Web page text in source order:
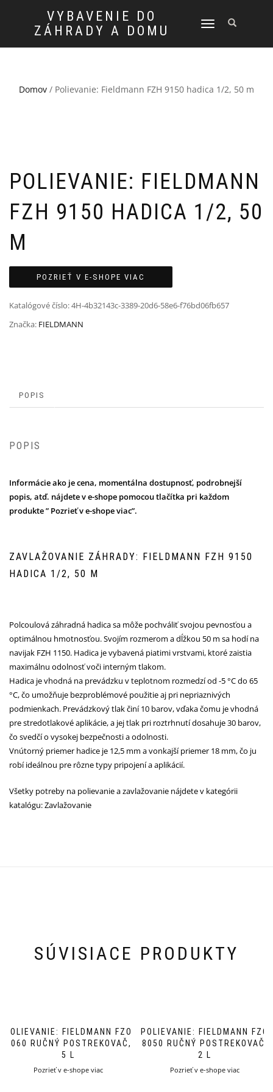
VYBAVENIE DO
ZÁHRADY A DOMU
TOGGLE
Domov / Polievanie: Fieldmann FZH 9150 hadica 1/2, 50 m
POLIEVANIE: FIELDMANN
FZH 9150 HADICA 1/2, 50
M
POZRIEŤ V E-SHOPE VIAC
Katalógové číslo:4H-4b32143c-3389-20d6-58e6-f76bd06fb657
Značka: FIELDMANN
POPIS
POPIS
Informácie ako je cena, momentálna dostupnosť, podrobnejší
popis, atď. nájdete v e-shope pomocou tlačítka pri každom
produkte ” Pozrieť v e-shope viac”.
ZAVLAŽOVANIE ZÁHRADY: FIELDMANN FZH 9150
HADICA 1/2, 50 M
Polcoulová záhradná hadica sa môže pochváliť svojou pevnosťou a
optimálnou hmotnosťou. Svojím rozmerom a dĺžkou 50 m sa hodí na
navijak FZH 1150. Hadica je vybavená piatimi vrstvami, ktoré zaistia
maximálnu odolnosť voči interným tlakom.
Hadica je vhodná na prevádzku v teplotnom rozmedzí od -5 °C do 65
°C, čo umožňuje bezproblémové použitie aj pri nepriaznivých
podmienkach. Prevádzkový tlak činí 10 barov, vďaka čomu je vhodná
pre stredotlakové aplikácie, a jej tlak pri roztrhnutí dosahuje 30 barov,
čo svedčí o vysokej bezpečnosti a odolnosti.
Vnútorný priemer hadice je 12,5 mm a vonkajší priemer 18 mm, čo ju
robí ideálnou pre rôzne typy pripojení a aplikácií.
Všetky potreby na polievanie a zavlažovanie nájdete v kategórii
katalógu:Zavlažovanie
SÚVISIACE PRODUKTY
POLIEVANIE: FIELDMANN FZO
8060 RUČNÝ POSTREKOVAČ,
5 L
Pozrieť v e-shope viac
POLIEVANIE: FIELDMANN FZO
8050 RUČNÝ POSTREKOVAČ,
2 L
Pozrieť v e-shope viac